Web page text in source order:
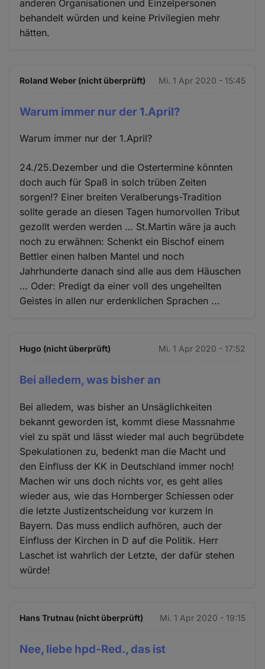
anderen Organisationen und Einzelpersonen
behandelt würden und keine Privilegien mehr
hätten.
Roland Weber (nicht überprüft) Mi. 1 Apr 2020 - 15:45
Warum immer nur der 1.April?
Warum immer nur der 1.April?
24./25.Dezember und die Ostertermine könnten
doch auch für Spaß in solch trüben Zeiten
sorgen!? Einer breiten Veralberungs-Tradition
sollte gerade an diesen Tagen humorvollen Tribut
gezollt werden werden … St.Martin wäre ja auch
noch zu erwähnen: Schenkt ein Bischof einem
Bettler einen halben Mantel und noch
Jahrhunderte danach sind alle aus dem Häuschen
… Oder: Predigt da einer voll des ungeheilten
Geistes in allen nur erdenklichen Sprachen ...
Hugo (nicht überprüft) Mi. 1 Apr 2020 - 17:52
Bei alledem, was bisher an
Bei alledem, was bisher an Unsäglichkeiten
bekannt geworden ist, kommt diese Massnahme
viel zu spät und lässt wieder mal auch begrübdete
Spekulationen zu, bedenkt man die Macht und
den Einfluss der KK in Deutschland immer noch!
Machen wir uns doch nichts vor, es geht alles
wieder aus, wie das Hornberger Schiessen oder
die letzte Justizentscheidung vor kurzem in
Bayern. Das muss endlich aufhören, auch der
Einfluss der Kirchen in D auf die Politik. Herr
Laschet ist wahrlich der Letzte, der dafür stehen
würde!
Hans Trutnau (nicht überprüft) Mi. 1 Apr 2020 - 19:15
Nee, liebe hpd-Red., das ist